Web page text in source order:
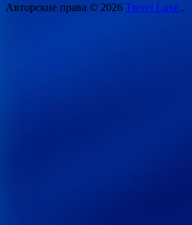
Авторские права © 2026 Travel Luxe..